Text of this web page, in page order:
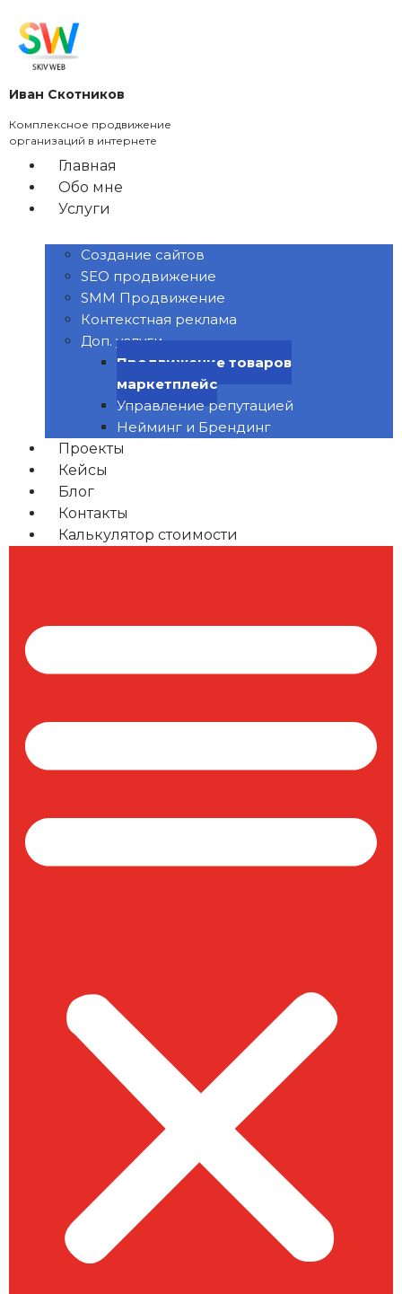
содержимому
Иван Скотников
Комплексное продвижение
организаций в интернете
Главная
Обо мне
Услуги
Создание сайтов
SEO продвижение
SMM Продвижение
Контекстная реклама
Доп. услуги
Продвижение товаров
маркетплейс
Управление репутацией
Нейминг и Брендинг
Проекты
Кейсы
Блог
Контакты
Калькулятор стоимости